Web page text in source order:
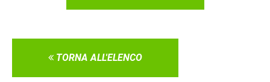
TORNA ALL'ELENCO